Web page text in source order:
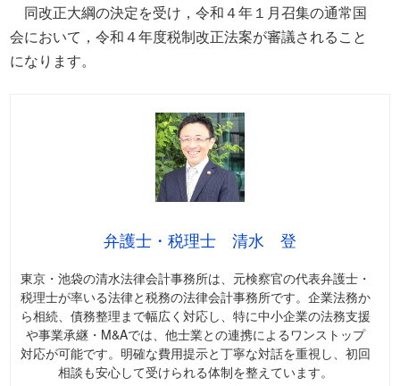
同改正大綱の決定を受け，令和４年１月召集の通常国
会において，令和４年度税制改正法案が審議されること
になります。
弁護士・税理士 清水 登
東京・池袋の清水法律会計事務所は、元検察官の代表弁護士・
税理士が率いる法律と税務の法律会計事務所です。企業法務か
ら相続、債務整理まで幅広く対応し、特に中小企業の法務支援
や事業承継・M&Aでは、他士業との連携によるワンストップ
対応が可能です。明確な費用提示と丁寧な対話を重視し、初回
相談も安心して受けられる体制を整えています。